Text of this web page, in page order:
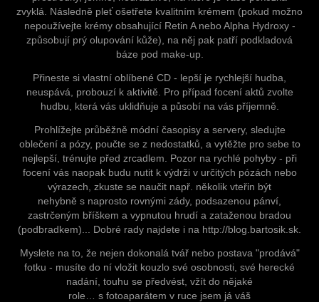
zvyklá. Následně pleť ošetřete kvalitním krémem (pokud možno
nepoužívejte krémy obsahující Retin A nebo Alpha Hydroxy -
způsobují prý olupování kůže), na něj pak patří podkladová
báze pod make-up.
Přineste si vlastní oblíbené CD - lepší je rychlejší hudba,
neuspává, probouzí k aktivitě. Pro případ focení aktů zvolte
hudbu, která vás uklidňuje a působí na vás příjemně.
Prohlížejte průběžně módní časopisy a servery, sledujte
oblečení a pózy, poučte se z nedostatků, a vytěžte pro sebe to
nejlepší, trénujte před zrcadlem. Pozor na rychlé pohyby - při
focení vás naopak budu nutit k výdrži v určitých pózách nebo
výrazech, zkuste se naučit např. několik vteřin být
nehybně s naprosto rovnými zády, podsazenou pánví,
zastrčeným bříškem a vypnutou hrudí a zataženou bradou
(podbradkem)... Dobré rady najdete i na http://blog.bartosik.sk
Myslete na to, že nejen dokonalá tvář nebo postava "prodává"
fotku - musíte do ní vložit kouzlo své osobnosti, své herecké
nadání, touhu se předvést, vžít do nějaké
role… s fotoaparátem v ruce jsem já váš